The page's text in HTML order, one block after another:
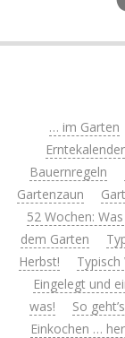
… im Garten
Erntekalender
Bauernregeln
Gartenzaun
52 Wochen:
dem Garten
Herbst!
Typisch
Eingelegt und
was!
So
Einkochen …